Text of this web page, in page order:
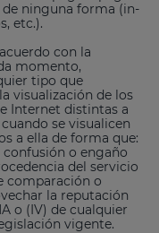
ninguna forma (in-
etc.).
con la
momento,
tipo que
visualización de los
Internet distintas a
se visualicen
a ella de forma que:
o engaño
del servicio
comparación o
la reputación
o (IV) de cualquier
vigente.